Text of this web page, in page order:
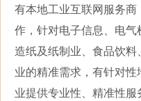
有本地工业互联网服务
作，针对电子信息、电气
造纸及纸制业、食品饮
业的精准需求，有针对
业提供专业性、精准性